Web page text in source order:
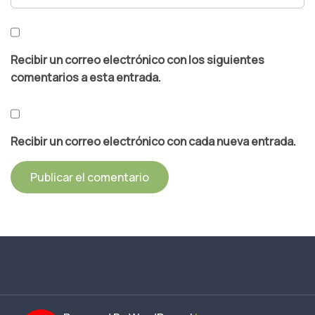
Recibir un correo electrónico con los siguientes
comentarios a esta entrada.
Recibir un correo electrónico con cada nueva entrada.